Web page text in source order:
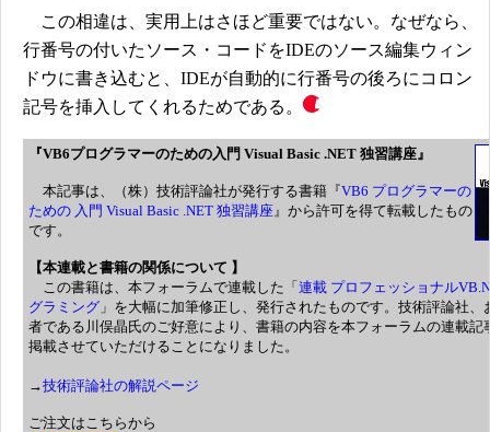
この相違は、実用上はさほど重要ではない。なぜなら、
行番号の付いたソース・コードをIDEのソース編集ウィン
ドウに書き込むと、IDEが自動的に行番号の後ろにコロン
記号を挿入してくれるためである。
『VB6プログラマーのための入門 Visual Basic .NET 独習講座』
本記事は、（株）技術評論社が発行する書籍『VB6 プログラマーの
ための 入門 Visual Basic .NET 独習講座 』から許可を得て転載したもの
です。
【本連載と書籍の関係について 】
この書籍は、本フォーラムで連載した「連載 プロフェッショナル
グラミング 」を大幅に加筆修正し、発行されたものです。技術評論社、
者である川俣晶氏のご好意により、書籍の内容を本フォーラムの連載記
掲載させていただけることになりました。
→技術評論社の解説ページ
ご注文はこちらから